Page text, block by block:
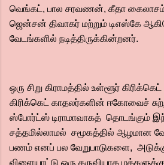
வெங்கட், பால சரவணன், கீதா
ஜென்சன் திவாகர் மற்றும் டிஎஸ்கே
வேடங்களில் நடித்திருக்கின்றனர்.
ஒரு சிறு கிராமத்தில் உள்ளூர்
கிரிக்கெட் காதலர்களின் ஈகோவைச்
ஸ்போர்ட்ஸ் டிராமாவாகத் தொடங்கும்
சத்தமில்லாமல் சமூகத்தில் ஆழமான
பணம் எனப் பல வேறுபாடுகளை,
விளையாட்டு ஒரு கருவியாக